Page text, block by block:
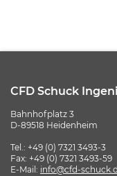
CFD Schuck
Bahnhofplatz 3
D-89518 Heidenheim
Tel.: +49 (0) 7321 3493-3
Fax: +49 (0) 7321 3493-59
E-Mail: info@cfd-